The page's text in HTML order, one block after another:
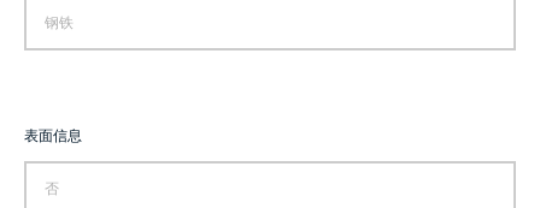
钢铁
表面信息
否